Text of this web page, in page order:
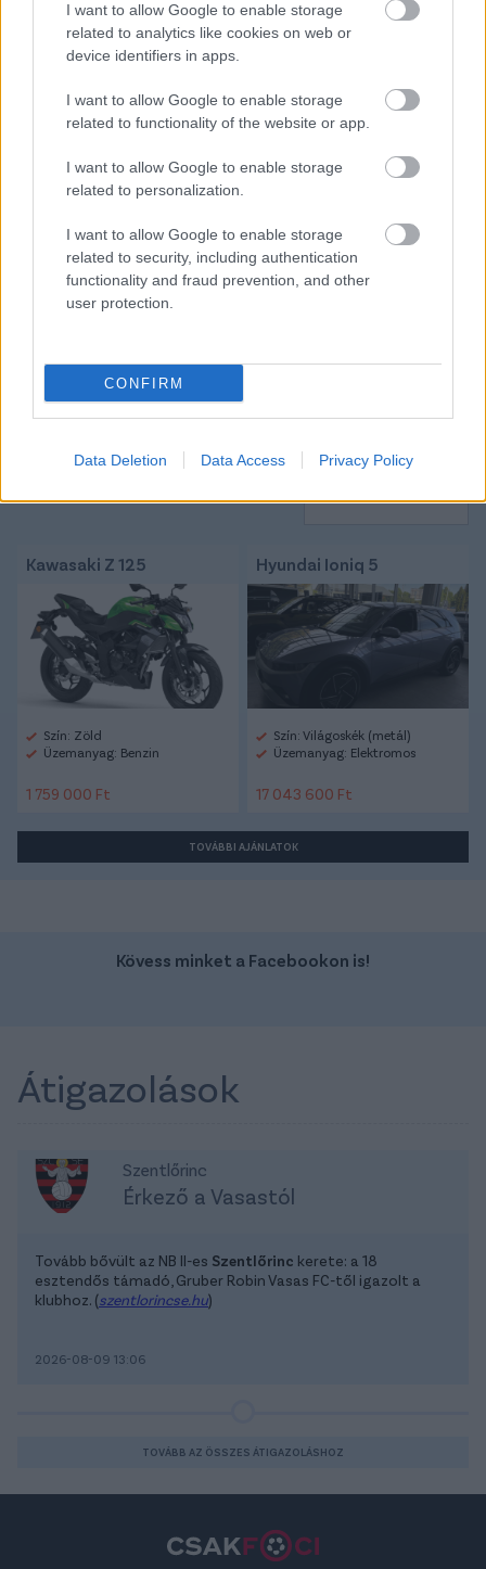
I want to allow Google to enable storage
related to analytics like cookies on web or
device identifiers in apps.
I want to allow Google to enable storage
related to functionality of the website or app.
I want to allow Google to enable storage
related to personalization.
I want to allow Google to enable storage
related to security, including authentication
functionality and fraud prevention, and other
user protection.
CONFIRM
Data Deletion Data Access Privacy Policy
A legkiemelkedőbb teljesítményt nyújtó játékosunk
ebben az idényben, nem lehet elengedni!
Ne, ne gondolkozzatok Nagy Ádám eladásában!
Itt állíthatod be, hogy a Csakfoci az elsők
között legyen a Google-találatokban
Tetszett a cikk? Megosztanád?
CÍMKÉK: #LÉGIÓSOK #ANGOL FOCI
#NAGY ÁDÁM
#CHAMPIONSHIP
#BRISTOL CITY
Kawasaki Z 125
Szín: Zöld
Üzemanyag: Benzin
1 759 000 Ft
Hyundai Ioniq 5
Szín: Világoskék (metál)
Üzemanyag: Elektromos
17 043 600 Ft
TOVÁBBI AJÁNLATOK
Kövess minket a Facebookon is!
Átigazolások
Szentlőrinc
Érkező a Vasastól
Tovább bővült az NB II-es Szentlőrinc kerete: a 18
esztendős támadó, Gruber Robin Vasas FC-től igazolt a
klubhoz. (szentlorincse.hu)
2026-08-09 13:06
TOVÁBB AZ ÖSSZES ÁTIGAZOLÁSHOZ